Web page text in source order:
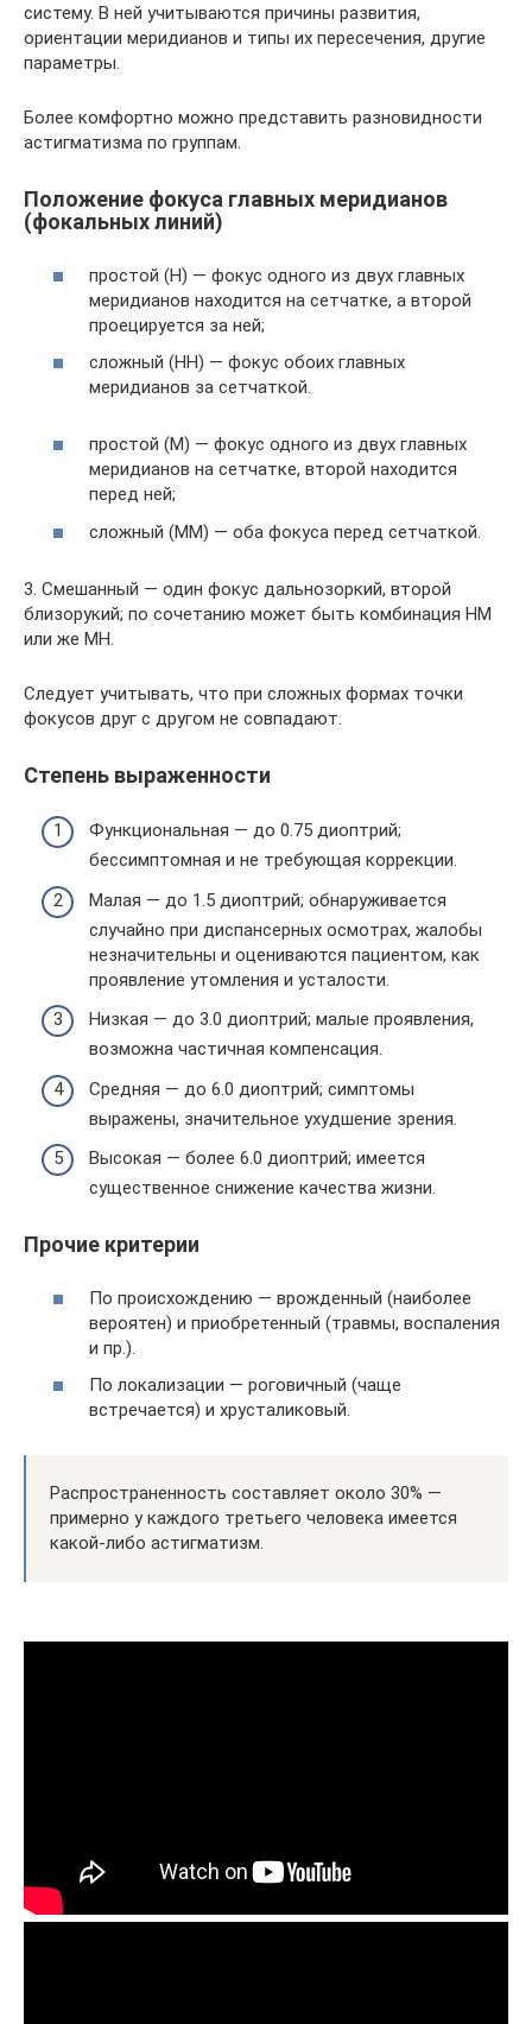
систему. В ней учитываются причины развития,
ориентации меридианов и типы их пересечения, другие
параметры.
Более комфортно можно представить разновидности
астигматизма по группам.
Положение фокуса главных меридианов
(фокальных линий)
простой (Н) — фокус одного из двух главных
меридианов находится на сетчатке, а второй
проецируется за ней;
сложный (НН) — фокус обоих главных
меридианов за сетчаткой.
простой (М) — фокус одного из двух главных
меридианов на сетчатке, второй находится
перед ней;
сложный (ММ) — оба фокуса перед сетчаткой.
3. Смешанный — один фокус дальнозоркий, второй
близорукий; по сочетанию может быть комбинация НМ
или же МН.
Следует учитывать, что при сложных формах точки
фокусов друг с другом не совпадают.
Степень выраженности
Функциональная — до 0.75 диоптрий;
бессимптомная и не требующая коррекции.
Малая — до 1.5 диоптрий; обнаруживается
случайно при диспансерных осмотрах, жалобы
незначительны и оцениваются пациентом, как
проявление утомления и усталости.
Низкая — до 3.0 диоптрий; малые проявления,
возможна частичная компенсация.
Средняя — до 6.0 диоптрий; симптомы
выражены, значительное ухудшение зрения.
Высокая — более 6.0 диоптрий; имеется
существенное снижение качества жизни.
Прочие критерии
По происхождению — врожденный (наиболее
вероятен) и приобретенный (травмы, воспаления
и пр.).
По локализации — роговичный (чаще
встречается) и хрусталиковый.
Распространенность составляет около 30% —
примерно у каждого третьего человека имеется
какой-либо астигматизм.